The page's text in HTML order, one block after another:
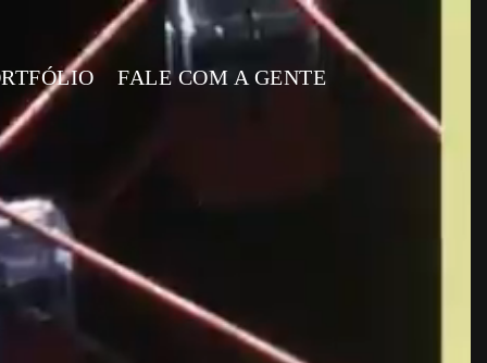
FALE COM A GENTE